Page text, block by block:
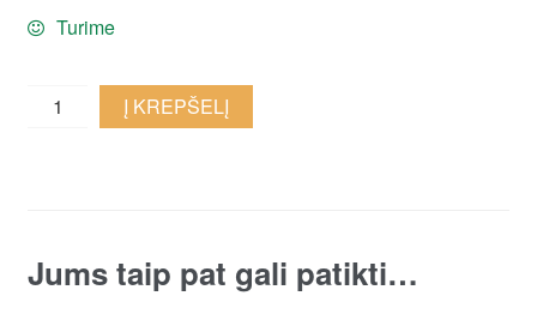
Turime
Plukė
'Whirlwind'
Į KREPŠELĮ
Jums taip pat gali patikti…